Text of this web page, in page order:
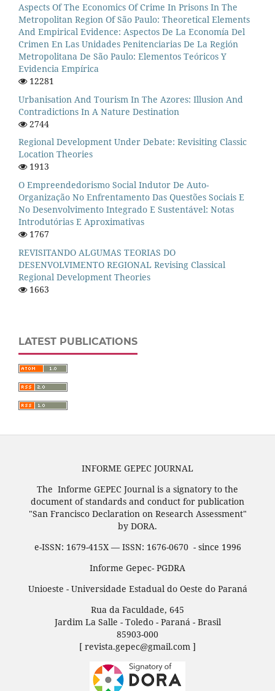
Aspects Of The Economics Of Crime In Prisons In The
Metropolitan Region Of São Paulo: Theoretical Elements
And Empirical Evidence: Aspectos De La Economía Del
Crimen En Las Unidades Penitenciarias De La Región
Metropolitana De São Paulo: Elementos Teóricos Y
Evidencia Empírica
12281
Urbanisation And Tourism In The Azores: Illusion And
Contradictions In A Nature Destination
2744
Regional Development Under Debate: Revisiting Classic
Location Theories
1913
O Empreendedorismo Social Indutor De Auto-
Organização No Enfrentamento Das Questões Sociais E
No Desenvolvimento Integrado E Sustentável: Notas
Introdutórias E Aproximativas
1767
REVISITANDO ALGUMAS TEORIAS DO
DESENVOLVIMENTO REGIONAL Revising Classical
Regional Development Theories
1663
LATEST PUBLICATIONS
INFORME GEPEC JOURNAL
The Informe GEPEC Journal is a signatory to the
document of standards and conduct for publication
"San Francisco Declaration on Research Assessment"
by DORA.
e-ISSN: 1679-415X — ISSN: 1676-0670 - since 1996
Informe Gepec- PGDRA
Unioeste - Universidade Estadual do Oeste do Paraná
Rua da Faculdade, 645
Jardim La Salle - Toledo - Paraná - Brasil
85903-000
[ revista.gepec@gmail.com ]